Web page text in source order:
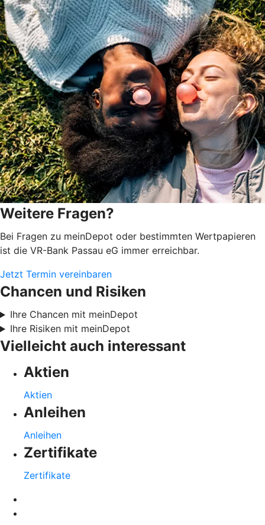
Weitere Fragen?
Bei Fragen zu meinDepot oder bestimmten Wertpapieren
ist die VR-Bank Passau eG immer erreichbar.
Jetzt Termin vereinbaren
Chancen und Risiken
Ihre Chancen mit meinDepot
Ihre Risiken mit meinDepot
Vielleicht auch interessant
Aktien
Aktien
Anleihen
Anleihen
Zertifikate
Zertifikate